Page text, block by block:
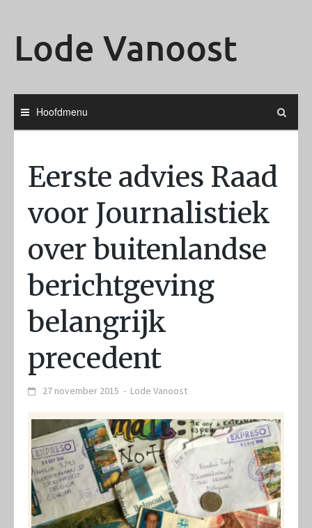
Lode Vanoost
Hoofdmenu
Eerste advies Raad
voor Journalistiek
over buitenlandse
berichtgeving
belangrijk
precedent
27 november 2015 - Lode Vanoost